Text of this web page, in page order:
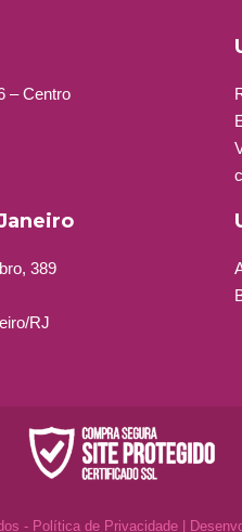
o
n
t
d
– Centro
389
RJ
- Política de Privacidade|